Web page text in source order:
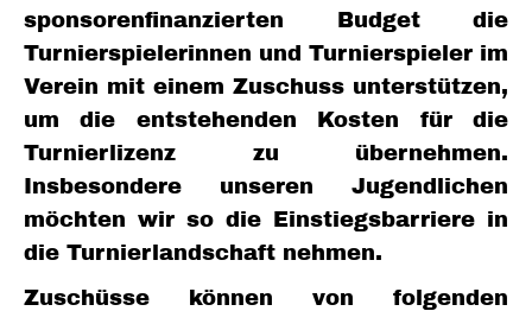
sponsorenfinanzierten Budget die
Turnierspielerinnen und Turnierspieler im
Verein mit einem Zuschuss unterstützen,
um die entstehenden Kosten für die
Turnierlizenz zu übernehmen.
Insbesondere unseren Jugendlichen
möchten wir so die Einstiegsbarriere in
die Turnierlandschaft nehmen.
Zuschüsse können von folgenden